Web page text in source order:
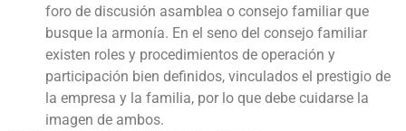
foro de discusión asamblea o consejo familiar que
busque la armonía. En el seno del consejo familiar
existen roles y procedimientos de operación y
participación bien definidos, vinculados el prestigio de
la empresa y la familia, por lo que debe cuidarse la
imagen de ambos.